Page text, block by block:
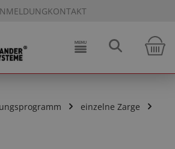
KONTAKT
einzelne Zarge